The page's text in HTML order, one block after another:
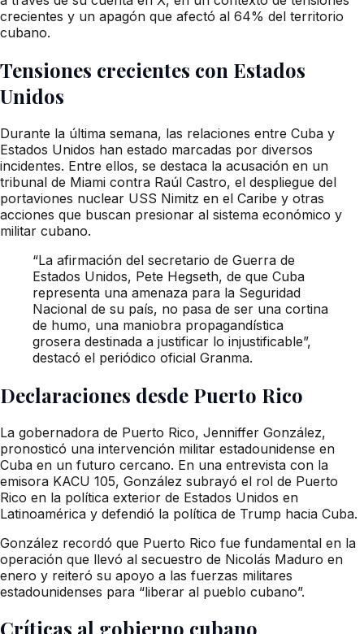
crecientes y un apagón que afectó al 64% del territorio
cubano.
Tensiones crecientes con Estados
Unidos
Durante la última semana, las relaciones entre Cuba y
Estados Unidos han estado marcadas por diversos
incidentes. Entre ellos, se destaca la acusación en un
tribunal de Miami contra Raúl Castro, el despliegue del
portaviones nuclear USS Nimitz en el Caribe y otras
acciones que buscan presionar al sistema económico y
militar cubano.
“La afirmación del secretario de Guerra de
Estados Unidos, Pete Hegseth, de que Cuba
representa una amenaza para la Seguridad
Nacional de su país, no pasa de ser una cortina
de humo, una maniobra propagandística
grosera destinada a justificar lo injustificable”,
destacó el periódico oficial Granma.
Declaraciones desde Puerto Rico
La gobernadora de Puerto Rico, Jenniffer González,
pronosticó una intervención militar estadounidense en
Cuba en un futuro cercano. En una entrevista con la
emisora KACU 105, González subrayó el rol de Puerto
Rico en la política exterior de Estados Unidos en
Latinoamérica y defendió la política de Trump hacia Cuba.
González recordó que Puerto Rico fue fundamental en la
operación que llevó al secuestro de Nicolás Maduro en
enero y reiteró su apoyo a las fuerzas militares
estadounidenses para “liberar al pueblo cubano”.
Críticas al gobierno cubano